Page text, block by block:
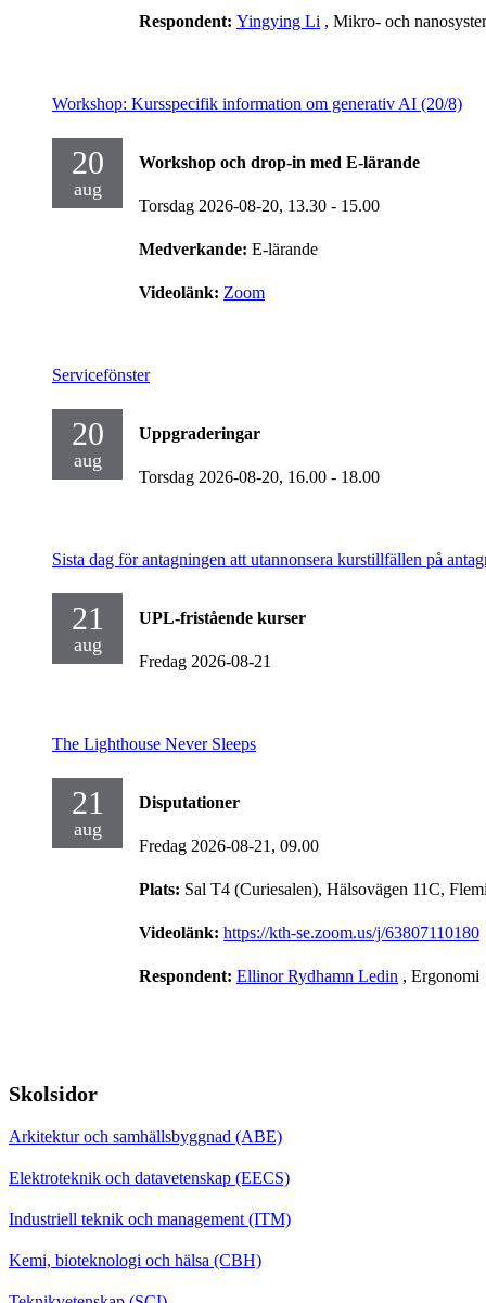
Respondent: Yingying Li , Mikro- och
Workshop: Kursspecifik information om generativ AI (20/8)
20
aug
Workshop och drop-in med E-lärande
Torsdag 2026-08-20, 13.30 - 15.00
Medverkande: E-lärande
Videolänk: Zoom
Servicefönster
20
aug
Uppgraderingar
Torsdag 2026-08-20, 16.00 - 18.00
Sista dag för antagningen att utannonsera kurstillfällen på
21
aug
UPL-fristående kurser
Fredag 2026-08-21
The Lighthouse Never Sleeps
21
aug
Disputationer
Fredag 2026-08-21, 09.00
Plats: Sal T4 (Curiesalen), Hälsovägen 11C,
Videolänk: https://kth-se.zoom.us/j/63807110180
Respondent: Ellinor Rydhamn Ledin , Ergonomi
Skolsidor
Arkitektur och samhällsbyggnad (ABE)
Elektroteknik och datavetenskap (EECS)
Industriell teknik och management (ITM)
Kemi, bioteknologi och hälsa (CBH)